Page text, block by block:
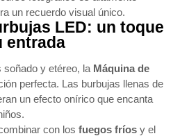
un recuerdo visual único.
LED: un toque
entrada
y etéreo, la Máquina de
perfecta. Las burbujas llenas de
un efecto onírico que encanta
con los fuegos fríos y el